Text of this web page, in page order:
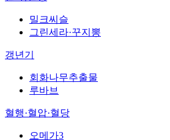
밀크씨슬
그린세라·꾸지뽕
갱년기
회화나무추출물
루바브
혈행·혈압·혈당
오메가3